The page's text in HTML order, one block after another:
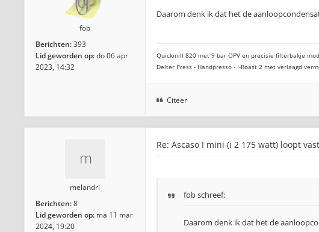
fob
Berichten:393
Lid geworden op:do 06 apr
2023, 14:32
Daarom denk ik dat het de
Quickmill 820 met 9 bar OPV en precisie filterbakje
Delter Press - Handpresso - I-Roast 2 met verlaagd
Citeer
melandri
Berichten:8
Lid geworden op: ma 11 mar
2024, 19:20
Re: Ascaso I mini (i 2 175 watt) loopt vast
fobschreef:
Daarom denk ik dat het de